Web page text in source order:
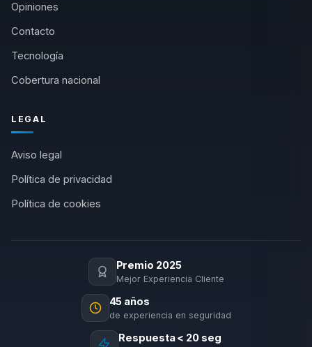
Opiniones
Contacto
Tecnología
Cobertura nacional
LEGAL
Aviso legal
Política de privacidad
Política de cookies
Premio 2025
Mejor Experiencia Cliente
45 años
de experiencia en seguridad
Respuesta < 20 seg